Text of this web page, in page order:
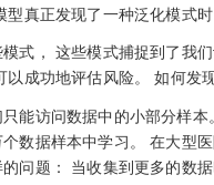
真正发现了一种泛化模式时
式， 这些模式捕捉到了我
成功地评估风险。 如何发
能访问数据中的小部分样
数据样本中学习。 在大型
问题： 当收集到更多的数